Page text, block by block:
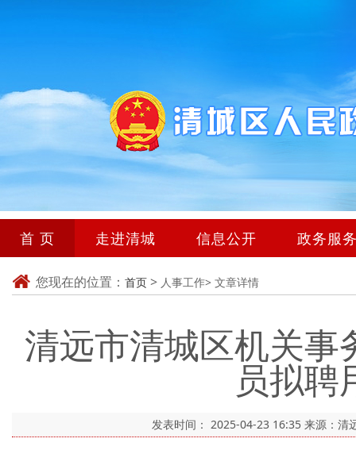
首 页 走进清城 信息公开 政务服
您现在的位置： 首页 > 人事工作> 文章详情
清远市清城区机关
员拟聘
发表时间： 2025-04-23 16:35 来源：